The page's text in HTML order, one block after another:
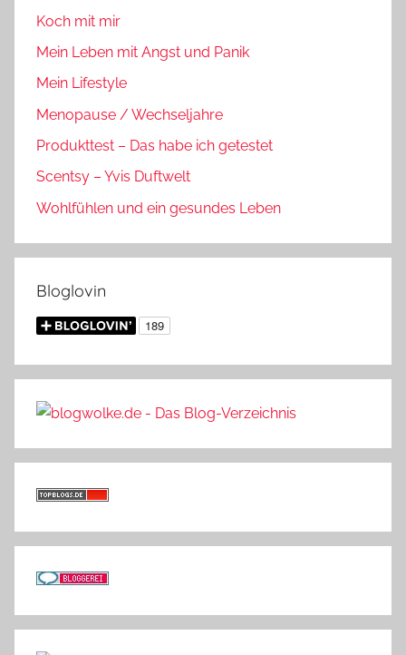
Koch mit mir
Mein Leben mit Angst und Panik
Mein Lifestyle
Menopause / Wechseljahre
Produkttest – Das habe ich getestet
Scentsy – Yvis Duftwelt
Wohlfühlen und ein gesundes Leben
Bloglovin